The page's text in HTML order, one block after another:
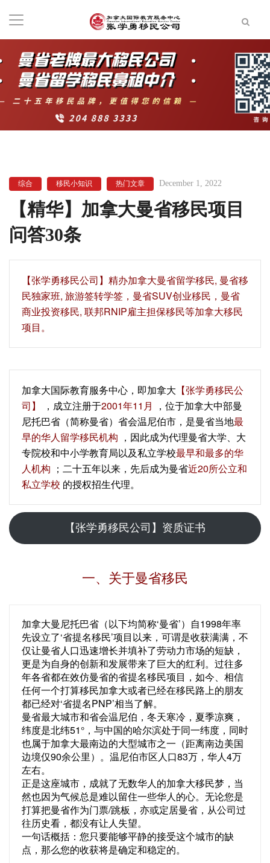
综合 移民小知识 热门文章 December 1, 2022
【精华】加拿大曼省移民项目
问答30条
【‍张学勇移民公司‍】精办加拿大曼省留学移民, 曼省移
民独家班, 旅游签转学签，曼省SUV创业移民，曼省
商业投资移民, 联邦RNIP雇主担保移民等加拿大移民
项目。
加拿大国际教育服务中心，即加拿大 【张学勇移民公
司】
，成立注册于2001年11月
，位于加拿大中部曼
尼托巴省（简称曼省）省会温尼伯市，是曼省当地最
早的华人留学移民机构 ，因此成为代理曼省大学、大
专院校和中小学教育局以及私立学校最早和最多的华
人机构 ；二十五年以来，先后成为曼省近20所公立和
私立学校 的授权招生代理。
【张学勇移民公司】资质证书
一、关于曼省移民
加拿大曼尼托巴省（以下均简称‘曼省’）自1998年率
先设立了‘省提名移民’项目以来，可谓是收获满满，不
仅让曼省人口迅速增长并填补了劳动力市场的短缺，
更是为自身的创新和发展带来了巨大的红利。过往多
年各省都在效仿曼省的省提名移民项目，如今、相信
任何一个打算移民加拿大或者已经在移民路上的朋友
都已经对‘省提名PNP’相当了解。
曼省最大城市和省会温尼伯，冬天寒冷，夏季凉爽，
纬度是北纬51°，与中国的哈尔滨处于同一纬度，同时
也属于加拿大最南边的大型城市之一（距离南边美国
边境仅90余公里）。温尼伯市区人口83万，华人4万
左右。
正是这座城市，成就了无数华人的加拿大移民梦，当
然也因为气候总是难以留住一些华人的心。无论您是
打算把曼省作为门票/跳板，亦或定居曼省，从公司过
往历史看，都没有让人失望。
一句话概括：您只要能够平静的接受这个城市的缺
点，那么您的收获将是确定和稳定的。